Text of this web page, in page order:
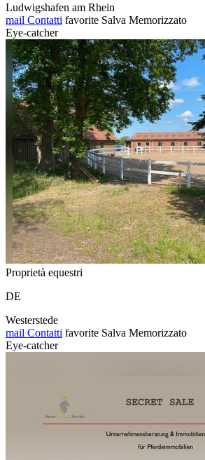
Ludwigshafen am Rhein
mail Contatti favorite Salva Memorizzato
Eye-catcher
Proprietà equestri
DE
Westerstede
mail Contatti favorite Salva Memorizzato
Eye-catcher